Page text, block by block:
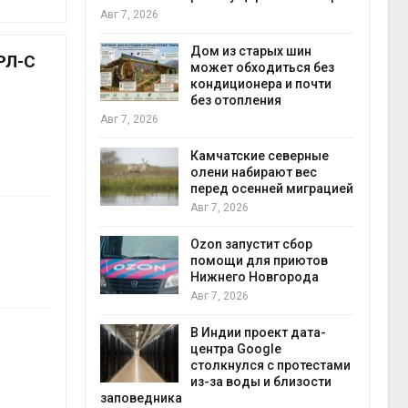
С
Авг 7, 2026
Дом из старых шин
может обходиться без
кондиционера и почти
без отопления
Авг 7, 2026
Камчатские северные
олени набирают вес
перед осенней миграцией
Авг 7, 2026
Ozon запустит сбор
помощи для приютов
Нижнего Новгорода
Авг 7, 2026
В Индии проект дата-
центра Google
столкнулся с протестами
из-за воды и близости
заповедника